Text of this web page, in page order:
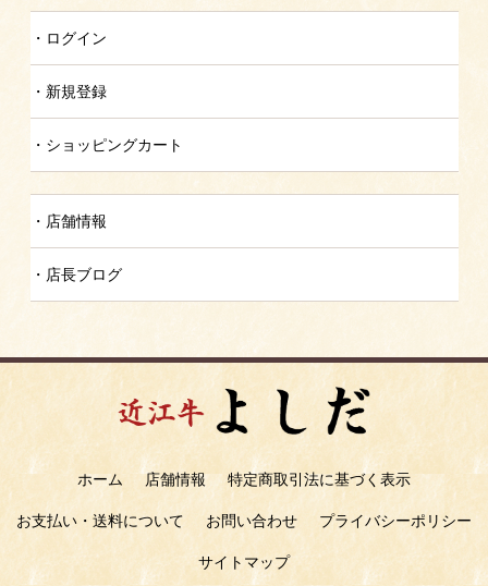
ログイン
新規登録
ショッピングカート
店舗情報
店長ブログ
ホーム 店舗情報 特定商取引法に基づく表示
お支払い・送料について お問い合わせ プライバシーポリシー
サイトマップ